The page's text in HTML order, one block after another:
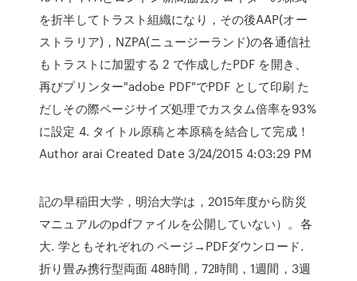
を折半してトラスト組織になり，その後AAP(オー
ストラリア)，NZPA(ニュージーランド)の各通信社
もトラストに加盟する 2 で作成したPDF を開き、
再びプリンター"adobe PDF"でPDF として印刷 た
だしその際ページサイズ処理でカスタム倍率を93%
に設定 4. タイトル原稿と本原稿を結合して完成！
Author arai Created Date 3/24/2015 4:03:29 PM
記の早稲田大学，明治大学は，2015年度から防災
マニュアルのpdfファイルを公開していない）。各
大. 学ともそれぞれの ページ→PDFダウンロード.
折り畳み携行型両面 48時間，72時間，1週間，3週